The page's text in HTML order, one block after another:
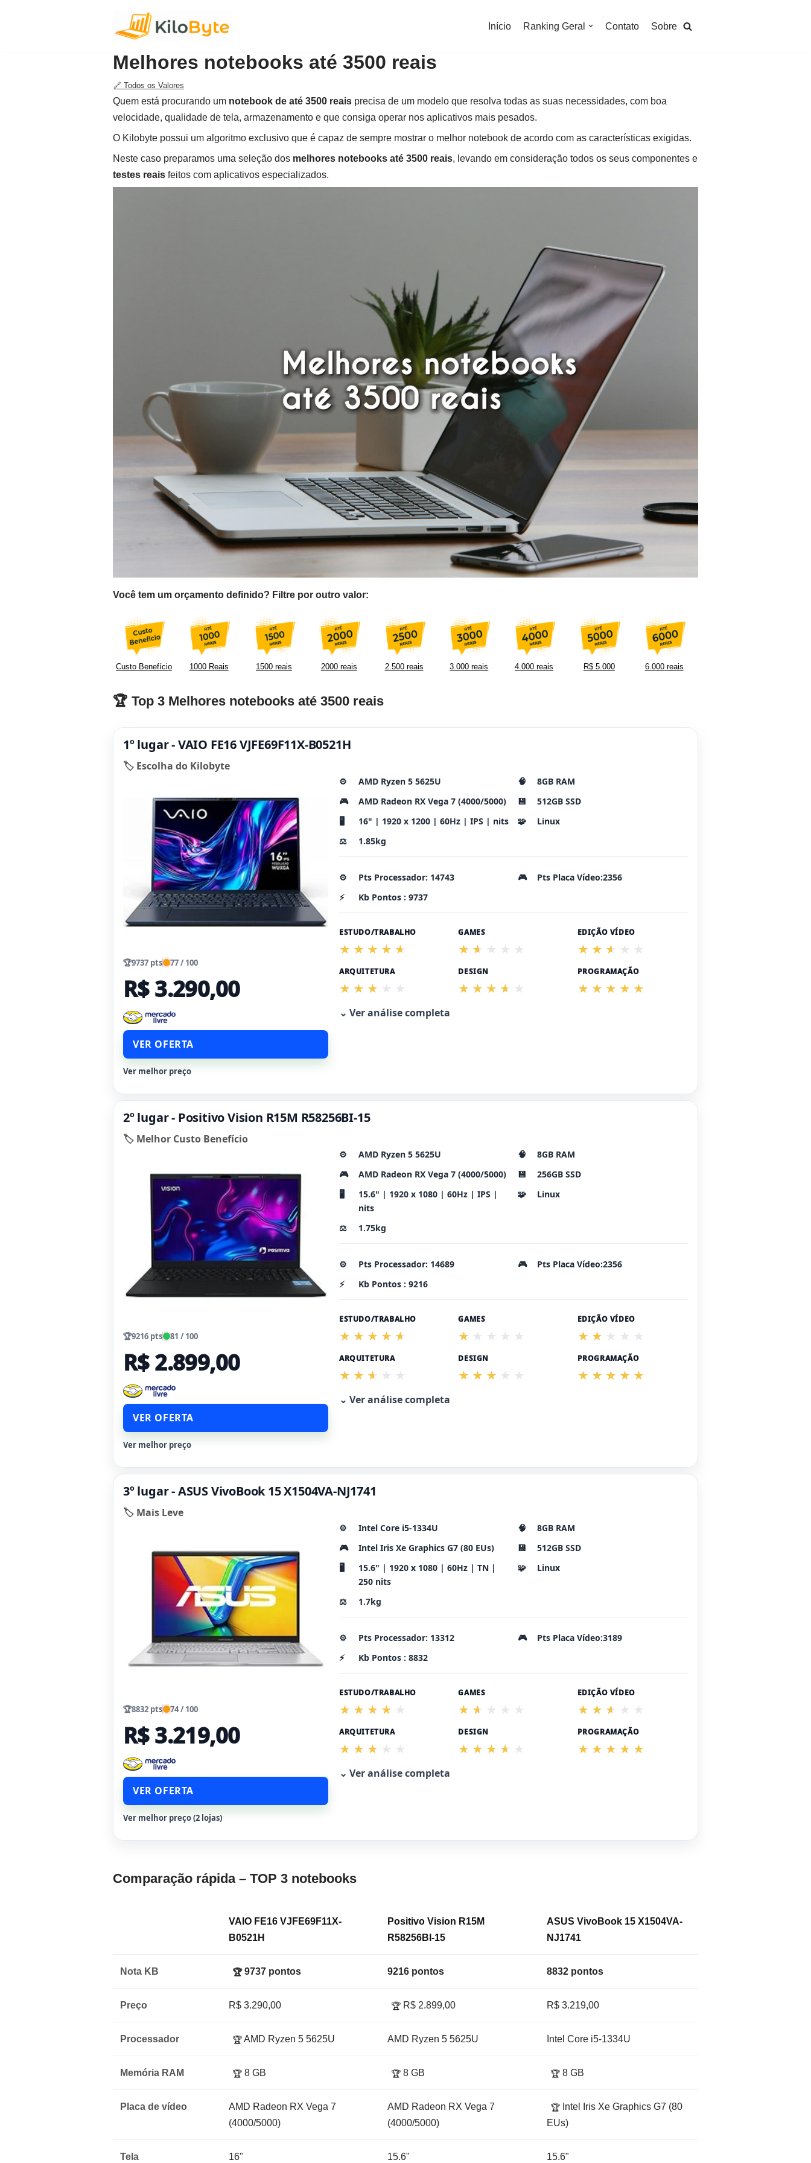
Início Ranking Geral Contato Sobre
Melhores notebooks até 3500 reais
🔗 Todos os Valores
Quem está procurando um notebook de até 3500 reais precisa de um modelo que resolva todas as suas necessidades, com boa
velocidade, qualidade de tela, armazenamento e que consiga operar nos aplicativos mais pesados.
O Kilobyte possui um algoritmo exclusivo que é capaz de sempre mostrar o melhor notebook de acordo com as características exigidas.
Neste caso preparamos uma seleção dos melhores notebooks até 3500 reais, levando em consideração todos os seus componentes e
testes reais feitos com aplicativos especializados.
Você tem um orçamento definido? Filtre por outro valor:
Custo Benefício 1000 Reais 1500 reais 2000 reais 2.500 reais 3.000 reais 4.000 reais R$ 5.000 6.000 reais
🏆 Top 3 Melhores notebooks até 3500 reais
1º lugar - VAIO FE16 VJFE69F11X-B0521H
🏷️ Escolha do Kilobyte
🏆9737 pts 77 / 100
R$ 3.290,00
VER OFERTA
Ver melhor preço
⚙️ AMD Ryzen 5 5625U 🧠
8GB RAM
🎮
AMD Radeon RX Vega 7 (4000/5000) 💾
512GB SSD
🖥️
16" | 1920 x 1200 | 60Hz | IPS | nits 🧩
Linux
⚖️
1.85kg
⚙️ Pts Processador: 14743 🎮
Pts Placa Vídeo:2356
⚡
Kb Pontos : 9737
ESTUDO/TRABALHO GAMES EDIÇÃO VÍDEO
ARQUITETURA DESIGN PROGRAMAÇÃO
⌄ Ver análise completa
2º lugar - Positivo Vision R15M R58256BI-15
🏷️ Melhor Custo Benefício
🏆9216 pts 81 / 100
R$ 2.899,00
VER OFERTA
Ver melhor preço
⚙️ AMD Ryzen 5 5625U 🧠
8GB RAM
🎮
AMD Radeon RX Vega 7 (4000/5000) 💾
256GB SSD
🖥️
15.6" | 1920 x 1080 | 60Hz | IPS |
nits
🧩 Linux
⚖️ 1.75kg
⚙️ Pts Processador: 14689 🎮
Pts Placa Vídeo:2356
⚡
Kb Pontos : 9216
ESTUDO/TRABALHO GAMES EDIÇÃO VÍDEO
ARQUITETURA DESIGN PROGRAMAÇÃO
⌄ Ver análise completa
3º lugar - ASUS VivoBook 15 X1504VA-NJ1741
🏷️ Mais Leve
🏆8832 pts 74 / 100
R$ 3.219,00
VER OFERTA
Ver melhor preço (2 lojas)
⚙️ Intel Core i5-1334U 🧠
8GB RAM
🎮
Intel Iris Xe Graphics G7 (80 EUs) 💾
512GB SSD
🖥️
15.6" | 1920 x 1080 | 60Hz | TN |
250 nits
🧩 Linux
⚖️ 1.7kg
⚙️ Pts Processador: 13312 🎮
Pts Placa Vídeo:3189
⚡
Kb Pontos : 8832
ESTUDO/TRABALHO GAMES EDIÇÃO VÍDEO
ARQUITETURA DESIGN PROGRAMAÇÃO
⌄ Ver análise completa
Comparação rápida – TOP 3 notebooks
VAIO FE16 VJFE69F11X-
B0521H
Positivo Vision R15M
R58256BI-15
ASUS VivoBook 15 X1504VA-
NJ1741
Nota KB 🏆9737 pontos 9216 pontos 8832 pontos
Preço R$ 3.290,00 🏆 R$ 2.899,00 R$ 3.219,00
Processador 🏆AMD Ryzen 5 5625U AMD Ryzen 5 5625U Intel Core i5-1334U
Memória RAM 🏆 8 GB 🏆 8 GB 🏆8 GB
Placa de vídeo
AMD Radeon RX Vega 7
(4000/5000)
AMD Radeon RX Vega 7
(4000/5000)
🏆Intel Iris Xe Graphics G7 (80
EUs)
Tela 16" 15.6" 15.6"